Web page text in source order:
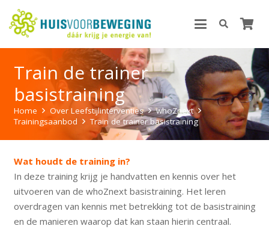
Train de trainer
basistraining
Home Over Leefstijlinterventies
whoZnext
Trainingsaanbod
Train de trainer basistraining
Wat houdt de training in?
In deze training krijg je handvatten en kennis over het
uitvoeren van de whoZnext basistraining. Het leren
overdragen van kennis met betrekking tot de basistraining
en de manieren waarop dat kan staan hierin centraal.